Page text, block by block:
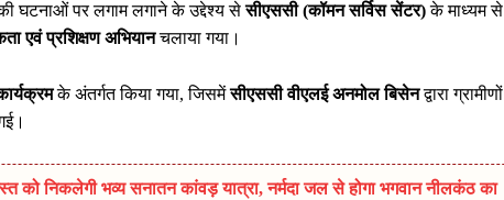
की घटनाओं पर लगाम लगाने के उद्देश्य सेसीएससी (कॉमन सर्विस सेंटर)के माध्यम से
एवं प्रशिक्षण अभियानचलाया गया।
के अंतर्गत किया गया, जिसमेंसीएससी वीएलई अनमोल बिसेनद्वारा ग्रामीणों
को निकलेगी भव्य सनातन कांवड़ यात्रा, नर्मदा जल से होगा भगवान नीलकंठ का